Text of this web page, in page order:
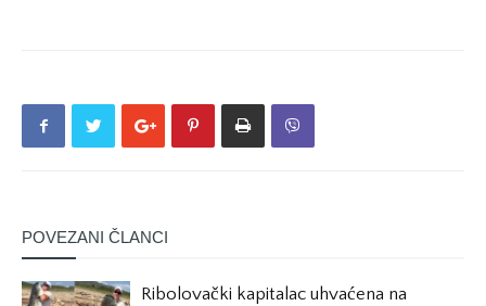
POVEZANI ČLANCI
Ribolovački kapitalac uhvaćena na